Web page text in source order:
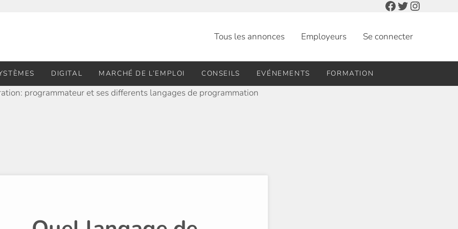
Facebook
Twitter
Tous les annonces Employeurs Se connecter
DIGITAL MARCHÉ DE L’EMPLOI CONSEILS EVÉNEMENTS FORMATION